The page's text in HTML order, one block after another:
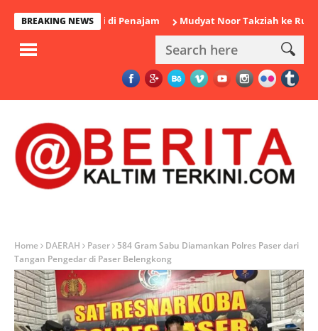
BREAKING NEWS
Polisi di Penajam Mudyat Noor Takziah ke Rumah
Home DAERAH Paser
584 Gram Sabu Diamankan Polres Paser dari
Tangan Pengedar di Paser Belengkong